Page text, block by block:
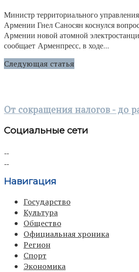
Министр территориального
Армении Гнел Саносян коснулся
Армении новой атомной
сообщает Арменпресс, в ходе...
Следующая статья
От сокращения налогов - до
Социальные сети
Навигация
Государство
Культура
Общество
Официальная хроника
Регион
Спорт
Экономика